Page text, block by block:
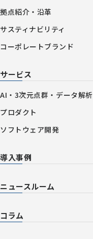
拠点紹介・沿革
サスティナビリティ
コーポレートブランド
サービス
AI・3次元点群・データ解析
プロダクト
ソフトウェア開発
導入事例
ニュースルーム
コラム